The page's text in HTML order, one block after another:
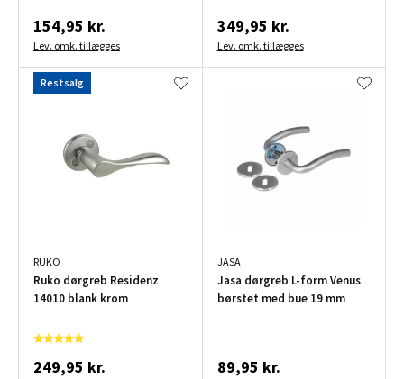
154,95 kr.
Lev. omk. tillægges
349,95 kr.
Lev. omk. tillægges
Restsalg
RUKO
Ruko dørgreb Residenz
14010 blank krom
249,95 kr.
JASA
Jasa dørgreb L-form Venus
børstet med bue 19 mm
89,95 kr.